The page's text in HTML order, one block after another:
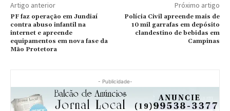
Artigo anterior
PF faz operação em Jundiaí
contra abuso infantil na
internet e apreende
equipamentos em nova fase da
Mão Protetora
Próximo artigo
Polícia Civil apreende mais de
10 mil garrafas em depósito
clandestino de bebidas em
Campinas
- Publicidade-